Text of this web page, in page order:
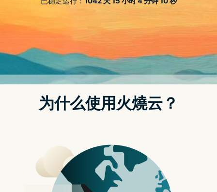
探索对手网站：Similar Sites类似网站搜寻器
可以取代Alexa的网站优化工具SimilarWeb网站流量分析
SimilarWeb免费提供网站排名、分析流量来源、竞争数据、热门
关键字与社群行销的详细资讯。
Similar Sites类似网站搜寻器
Similar Sites类似网站搜寻器，是由SimilarWeb推出的小工具，
主要用於搜寻类似的网站、竞争对手的网站排名，有提供免安装